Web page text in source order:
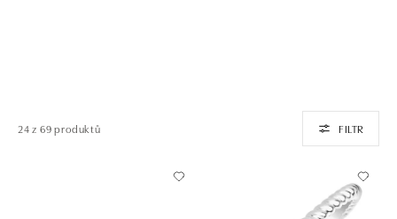
24 z 69 produktů FILTR